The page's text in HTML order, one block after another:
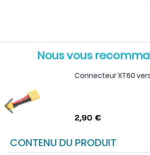
Nous vous
Connecteur XT60
2,90 €
CONTENU DU PRODUIT